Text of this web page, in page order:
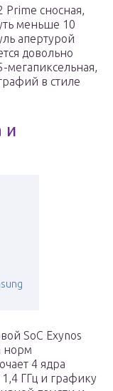
Prime сносная,
меньше 10
апертурой
довольно
в стиле
и
SoC Exynos
норм
4 ядра
ГГц и графику